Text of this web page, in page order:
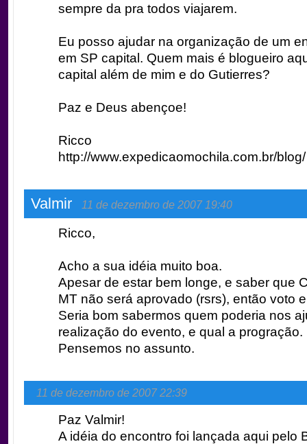
sempre da pra todos viajarem.
Eu posso ajudar na organização de um
em SP capital. Quem mais é blogueiro
capital além de mim e do Gutierres?
Paz e Deus abençoe!
Ricco
http://www.expedicaomochila.com.br/blog/
Valmir 11 de dezembro de 2007 19:40
Ricco,
Acho a sua idéia muito boa.
Apesar de estar bem longe, e saber que
MT não será aprovado (rsrs), então voto
Seria bom sabermos quem poderia nos
realização do evento, e qual a progração.
Pensemos no assunto.
11 de dezembro de 2007 22:39
Paz Valmir!
A idéia do encontro foi lançada aqui pelo